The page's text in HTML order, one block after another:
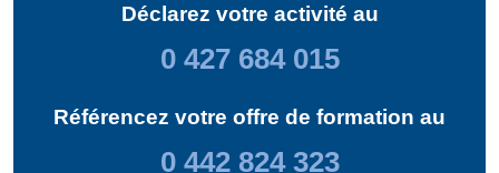
Déclarez votre activité au
0 427 684 015
Référencez votre offre de formation au
0 442 824 323